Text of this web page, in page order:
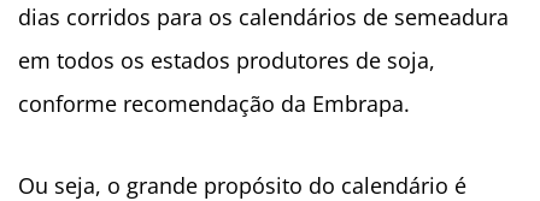
dias corridos para os calendários de semeadura
em todos os estados produtores de soja,
conforme recomendação da Embrapa.
Ou seja, o grande propósito do calendário é